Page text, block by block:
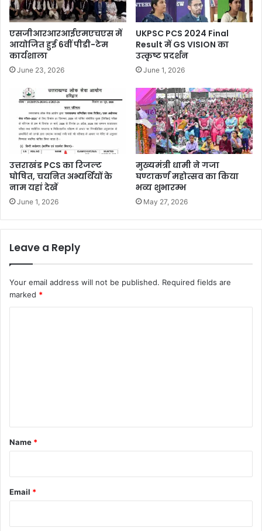
एसजीआरआरआईएमएचएस में
आयोजित हुई 6वीं पीडी-टेम
कार्यशाला
June 23, 2026
UKPSC PCS 2024 Final
Result में GS VISION का
उत्कृष्ट प्रदर्शन
June 1, 2026
उत्तराखंड PCS का रिजल्ट
घोषित, चयनित अभ्यर्थियों के
नाम यहां देखें
June 1, 2026
मुख्यमंत्री धामी ने गजा
घण्टाकर्ण महोत्सव का किया
भव्य शुभारम्भ
May 27, 2026
Leave a Reply
Your email address will not be published. Required fields are
marked *
*
Name *
Email *